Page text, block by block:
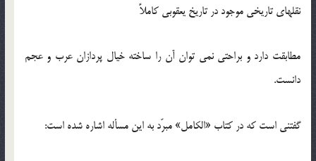
نقلهای تاریخی موجود در تاریخ یعقوبی کاملاً
مطابقت دارد و براحتی نمی توان آن را ساخته خیال پردازان عرب و عجم
دانست.
گفتنی است که در کتاب «الکامل» مبرّد به این مسأله اشاره شده است: